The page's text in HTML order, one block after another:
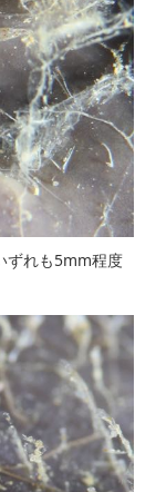
ずれも5mm程度